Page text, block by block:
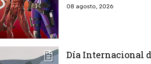
08 agosto, 2026
Día Internacional